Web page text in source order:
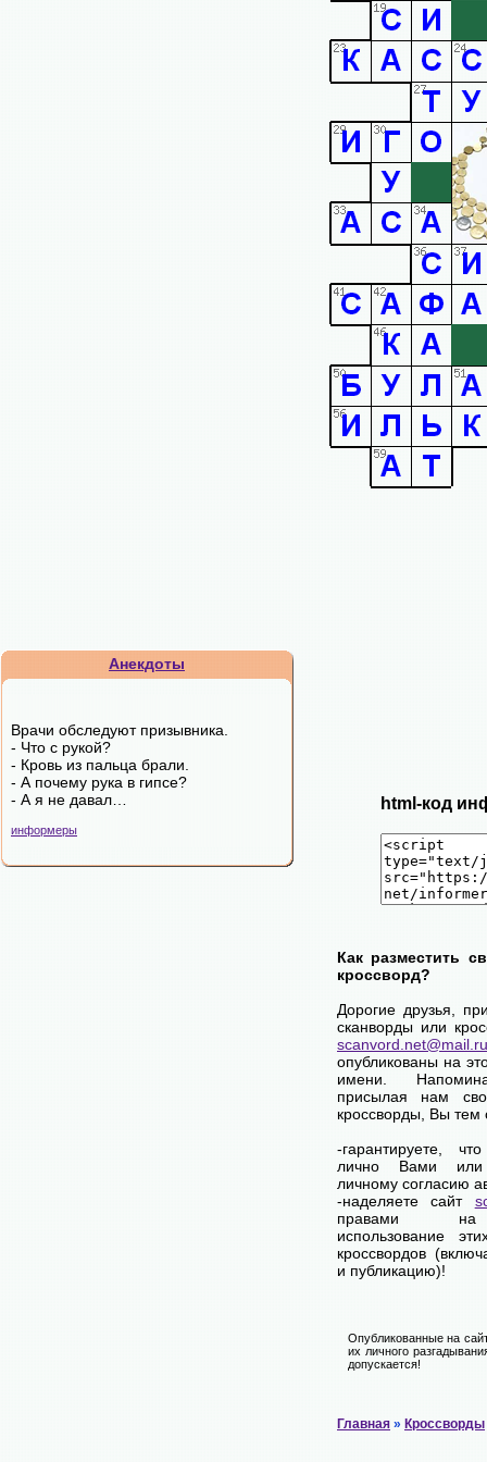
Анекдоты
Врачи обследуют призывника.
- Что с рукой?
- Кровь из пальца брали.
- А почему рука в гипсе?
- А я не давал…
информеры
html-код
Как разместить
кроссворд?
Дорогие друзья,
сканворды или
scanvord.net@mail.ru
опубликованы на
имени.
присылая нам
кроссворды, Вы
-гарантируете,
лично Вами или
личному согласию
-наделяете сайт
правами на
использование
кроссвордов
и публикацию)!
Опубликованные на
их личного
допускается!
Главная » Кроссворды